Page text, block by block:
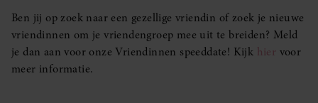
Ben jij op zoek naar een gezellige vriendin of zoek je nieuwe
vriendinnen om je vriendengroep mee uit te breiden? Meld
je dan aan voor onze Vriendinnen speeddate! Kijk hier voor
meer informatie.